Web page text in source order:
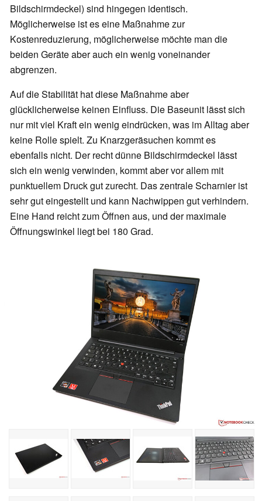
Bildschirmdeckel) sind hingegen identisch.
Möglicherweise ist es eine Maßnahme zur
Kostenreduzierung, möglicherweise möchte man die
beiden Geräte aber auch ein wenig voneinander
abgrenzen.
Auf die Stabilität hat diese Maßnahme aber
glücklicherweise keinen Einfluss. Die Baseunit lässt sich
nur mit viel Kraft ein wenig eindrücken, was im Alltag aber
keine Rolle spielt. Zu Knarzgeräsuchen kommt es
ebenfalls nicht. Der recht dünne Bildschirmdeckel lässt
sich ein wenig verwinden, kommt aber vor allem mit
punktuellem Druck gut zurecht. Das zentrale Scharnier ist
sehr gut eingestellt und kann Nachwippen gut verhindern.
Eine Hand reicht zum Öffnen aus, und der maximale
Öffnungswinkel liegt bei 180 Grad.